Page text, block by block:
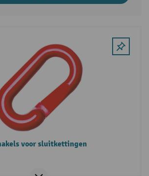
voor sluitkettingen